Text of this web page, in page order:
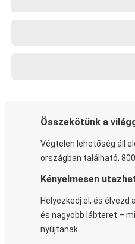
Összekötünk a
Végtelen lehetőség áll
országban található,
Kényelmesen
Helyezkedj el, és
és nagyobb lábteret –
nyújtanak.